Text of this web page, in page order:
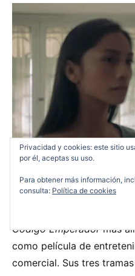
Ni el guion de Jorge
realización de Jorge
Código Emperadormás
como película de
comercial. Sus tres
Privacidad y cookies: este sitio
por él, aceptas su uso.
Para obtener más información,
consulta: Política de cookies